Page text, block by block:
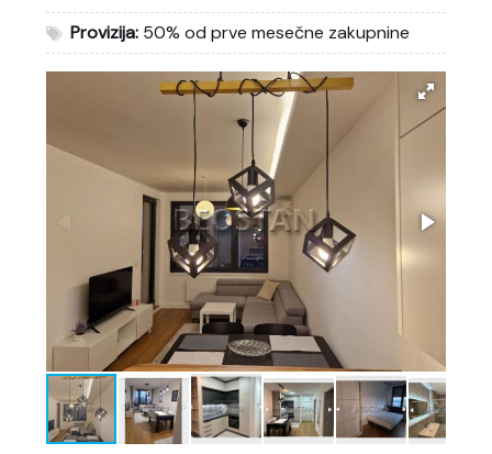
Provizija: 50% od prve mesečne zakupnine